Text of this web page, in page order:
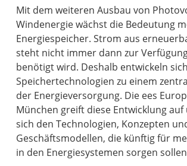
Mit dem weiteren Ausbau von
Windenergie wächst die Bedeutung
Energiespeicher. Strom aus
steht nicht immer dann zur
benötigt wird. Deshalb entwickeln sich
Speichertechnologien zu einem
der Energieversorgung. Die ees
München greift diese Entwicklung
sich den Technologien, Konzepten
Geschäftsmodellen, die künftig für
in den Energiesystemen sorgen